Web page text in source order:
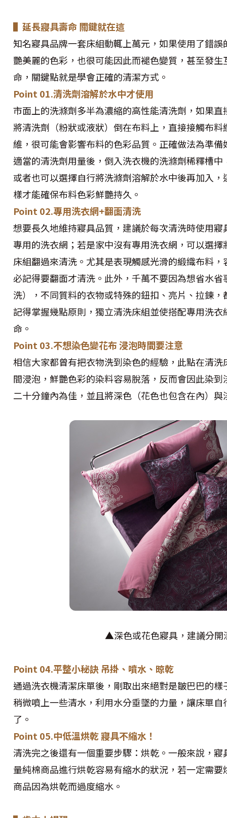
▌延長寢具壽命 關鍵就在這
知名寢具品牌一套床組動輒上萬元，如果使用了錯
艷美麗的色彩，也很可能因此而褪色變質，甚至發
命，關鍵點就是學會正確的清潔方式。
Point 01.清洗劑溶解於水中才使用
市面上的洗滌劑多半為濃縮的高性能清洗劑，如果直
將清洗劑（粉狀或液狀）倒在布料上，直接接觸布料
維，很可能會影響布料的色彩品質。正確做法為準備
適當的清洗劑用量後，倒入洗衣機的洗滌劑稀釋槽中
或者也可以選擇自行將洗滌劑溶解於水中後再加入，
樣才能確保布料色彩鮮艷持久。
Point 02.專用洗衣網+翻面清洗
想要長久地維持寢具品質，建議於每次清洗時使用寢
專用的洗衣網；若是家中沒有專用洗衣網，可以選擇
床組翻過來清洗。尤其是表現觸感光滑的緞織布料
必記得要翻面才清洗。此外，千萬不要因為想省水
洗），不同質料的衣物或特殊的鈕扣、亮片、拉鍊
記得掌握幾點原則，獨立清洗床組並使搭配專用洗
命。
Point 03.不想染色變花布 浸泡時間要注意
相信大家都曾有把衣物洗到染色的經驗，此點在清
間浸泡，鮮艷色彩的染料容易脫落，反而會因此染
二十分鐘內為佳，並且將深色（花色也包含在內）與
▲深色或花色寢具，建議分開
Point 04.平整小秘訣 吊掛、噴水、晾乾
通過洗衣機清潔床單後，剛取出來絕對是皺巴巴的
稍微噴上一些清水，利用水分垂墜的力量，讓床單
了。
Point 05.中低溫烘乾 寢具不縮水！
清洗完之後還有一個重要步驟：烘乾。一般來說，
量純棉商品進行烘乾容易有縮水的狀況，若一定需
商品因為烘乾而過度縮水。